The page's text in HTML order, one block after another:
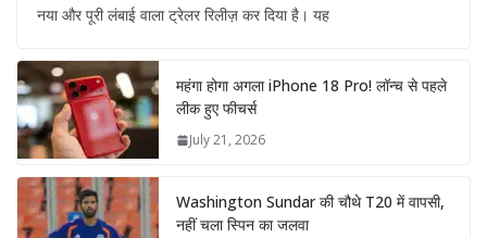
नया और पूरी लंबाई वाला ट्रेलर रिलीज़ कर दिया है। यह
महंगा होगा अगला iPhone 18 Pro! लॉन्च से पहले
लीक हुए फीचर्स
July 21, 2026
Washington Sundar की चौथे T20 में वापसी,
नहीं चला स्पिन का जलवा